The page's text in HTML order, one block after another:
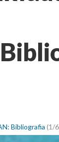
Bibliografia (1/